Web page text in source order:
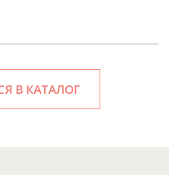
В КАТАЛОГ